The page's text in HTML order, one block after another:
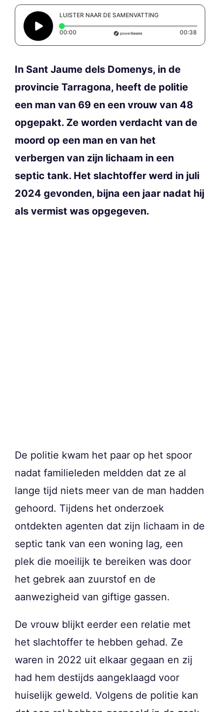
LUISTER NAAR DE SAMENVATTING
00:00 Elapsed time: 0 seconds 00:38
In Sant Jaume dels Domenys, in de
provincie Tarragona, heeft de politie
een man van 69 en een vrouw van 48
opgepakt. Ze worden verdacht van de
moord op een man en van het
verbergen van zijn lichaam in een
septic tank. Het slachtoffer werd in juli
2024 gevonden, bijna een jaar nadat hij
als vermist was opgegeven.
De politie kwam het paar op het spoor
nadat familieleden meldden dat ze al
lange tijd niets meer van de man hadden
gehoord. Tijdens het onderzoek
ontdekten agenten dat zijn lichaam in de
septic tank van een woning lag, een
plek die moeilijk te bereiken was door
het gebrek aan zuurstof en de
aanwezigheid van giftige gassen.
De vrouw blijkt eerder een relatie met
het slachtoffer te hebben gehad. Ze
waren in 2022 uit elkaar gegaan en zij
had hem destijds aangeklaagd voor
huiselijk geweld. Volgens de politie kan